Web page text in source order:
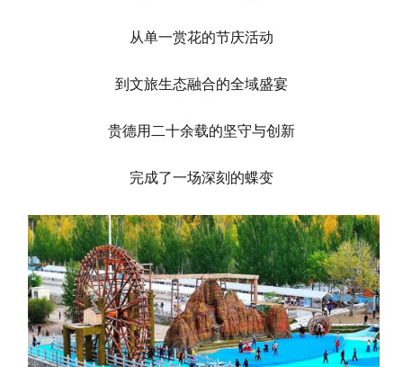
从单一赏花的节庆活动
到文旅生态融合的全域盛宴
贵德用二十余载的坚守与创新
完成了一场深刻的蝶变